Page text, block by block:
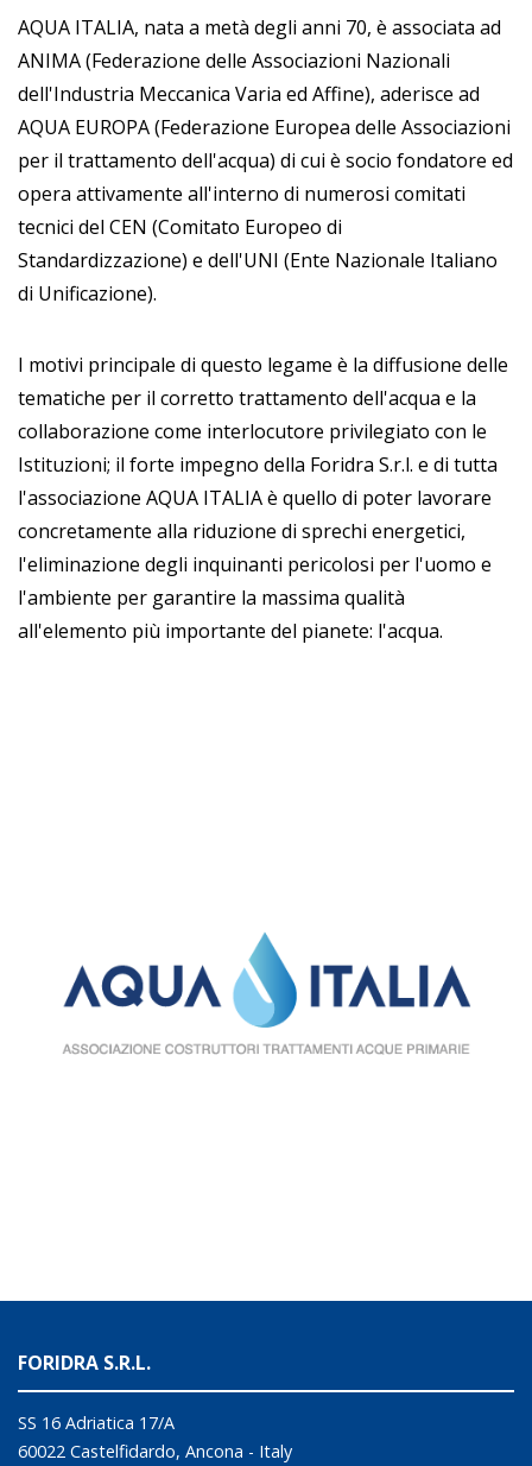
AQUA ITALIA, nata a metà degli anni 70, è associata ad
ANIMA (Federazione delle Associazioni Nazionali
dell'Industria Meccanica Varia ed Affine), aderisce ad
AQUA EUROPA (Federazione Europea delle Associazioni
per il trattamento dell'acqua) di cui è socio fondatore ed
opera attivamente all'interno di numerosi comitati
tecnici del CEN (Comitato Europeo di
Standardizzazione) e dell'UNI (Ente Nazionale Italiano
di Unificazione).
I motivi principale di questo legame è la diffusione delle
tematiche per il corretto trattamento dell'acqua e la
collaborazione come interlocutore privilegiato con le
Istituzioni; il forte impegno della Foridra S.r.l. e di tutta
l'associazione AQUA ITALIA è quello di poter lavorare
concretamente alla riduzione di sprechi energetici,
l'eliminazione degli inquinanti pericolosi per l'uomo e
l'ambiente per garantire la massima qualità
all'elemento più importante del pianete: l'acqua.
FORIDRA S.R.L.
SS 16 Adriatica 17/A
60022 Castelfidardo, Ancona - Italy